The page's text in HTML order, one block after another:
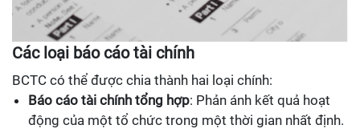
Các loại báo cáo tài chính
BCTC có thể được chia thành hai loại chính:
Báo cáo tài chính tổng hợp: Phản ánh kết quả hoạt
động của một tổ chức trong một thời gian nhất định.